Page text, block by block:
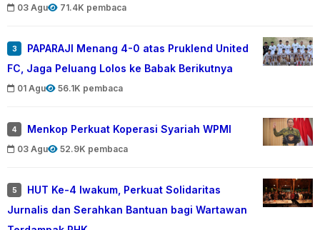
03 Agu 71.4K pembaca
3
PAPARAJI Menang 4-0 atas Pruklend United
FC, Jaga Peluang Lolos ke Babak Berikutnya
01 Agu 56.1K pembaca
4 Menkop Perkuat Koperasi Syariah WPMI
03 Agu 52.9K pembaca
5
HUT Ke-4 Iwakum, Perkuat Solidaritas
Jurnalis dan Serahkan Bantuan bagi Wartawan